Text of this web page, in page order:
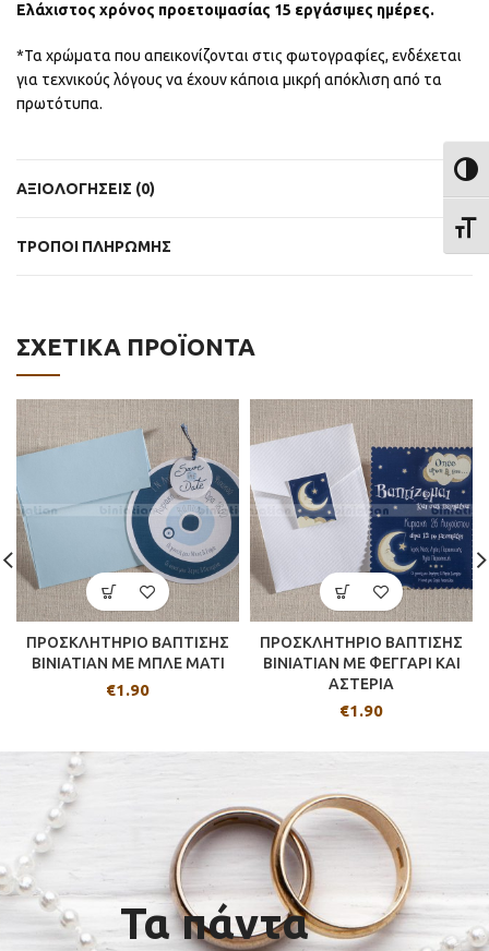
Ελάχιστος χρόνος προετοιμασίας 15 εργάσιμες ημέρες.
*Τα χρώματα που απεικονίζονται στις φωτογραφίες, ενδέχεται
για τεχνικούς λόγους να έχουν κάποια μικρή απόκλιση από τα
πρωτότυπα.
ΑΞΙΟΛΟΓΉΣΕΙΣ (0)
ΤΡΟΠΟΙ ΠΛΗΡΩΜΗΣ
ΣΧΕΤΙΚΆ ΠΡΟΪΌΝΤΑ
ΠΡΟΣΚΛΗΤΗΡΙΟ ΒΑΠΤΙΣΗΣ
BINIATIAN ΜΕ ΜΠΛΕ ΜΑΤΙ
€1.90
ΠΡΟΣΚΛΗΤΗΡΙΟ ΒΑΠΤΙΣΗΣ
BINIATIAN ΜΕ ΦΕΓΓΑΡΙ ΚΑΙ
ΑΣΤΕΡΙΑ
€1.90
Τα πάντα